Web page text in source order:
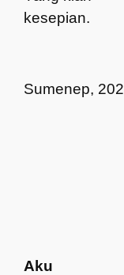
kesepian.
Sumenep,
Aku